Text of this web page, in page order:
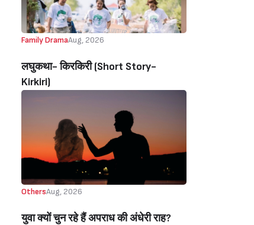
Family DramaAug, 2026
लघुकथा- किरकिरी (Short Story-
Kirkiri)
OthersAug, 2026
युवा क्यों चुन रहे हैं अपराध की अंधेरी राह?